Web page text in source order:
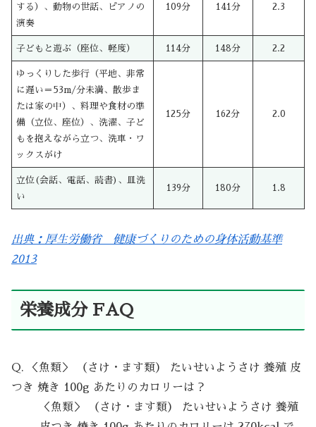
する）、動物の世話、ピアノの
演奏
109分 141分 2.3
子どもと遊ぶ（座位、軽度） 114分 148分 2.2
ゆっくりした歩行（平地、非常
に遅い＝53m/分未満、散歩ま
たは家の中）、料理や食材の準
備（立位、座位）、洗濯、子ど
もを抱えながら立つ、洗車・ワ
ックスがけ
125分 162分 2.0
立位(会話、電話、読書)、皿洗
い
139分 180分 1.8
出典：厚生労働省 健康づくりのための身体活動基準
2013
栄養成分 FAQ
Q. ＜魚類＞ （さけ・ます類） たいせいようさけ 養殖 皮
つき 焼き 100g あたりのカロリーは？
＜魚類＞ （さけ・ます類） たいせいようさけ 養殖